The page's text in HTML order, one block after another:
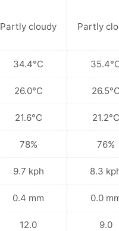
Partly cloudy
34.4°C
26.0°C
21.6°C
78%
9.7 kph
0.4 mm
12.0
Partly
26.5°C
21.2°C
76%
8.3
0.0
9.0